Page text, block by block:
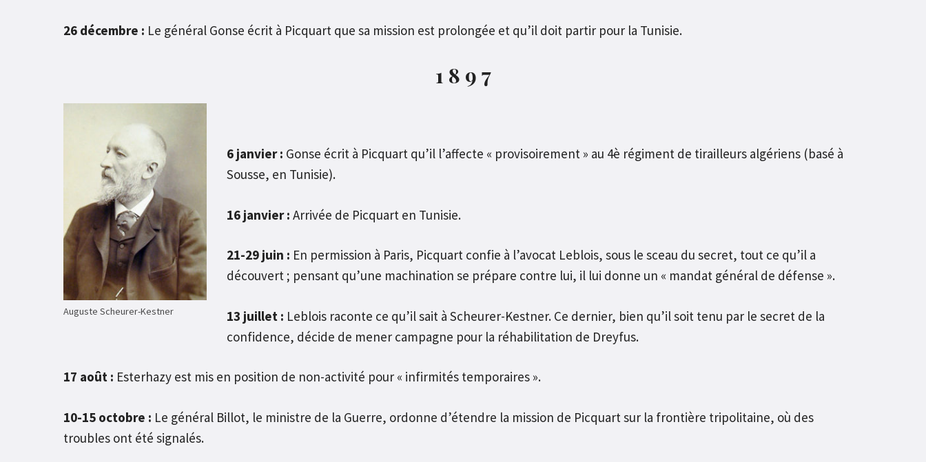
26 décembre : Le général Gonse écrit à Picquart que sa mission est prolongée et qu’il doit partir pour la Tunisie.
1 8 9 7
Auguste Scheurer-Kestner
6 janvier : Gonse écrit à Picquart qu’il l’affecte « provisoirement » au 4è régiment de tirailleurs algériens (basé à
Sousse, en Tunisie).
16 janvier : Arrivée de Picquart en Tunisie.
21-29 juin : En permission à Paris, Picquart confie à l’avocat Leblois, sous le sceau du secret, tout ce qu’il a
découvert ; pensant qu’une machination se prépare contre lui, il lui donne un « mandat général de défense ».
13 juillet : Leblois raconte ce qu’il sait à Scheurer-Kestner. Ce dernier, bien qu’il soit tenu par le secret de la
confidence, décide de mener campagne pour la réhabilitation de Dreyfus.
17 août : Esterhazy est mis en position de non-activité pour « infirmités temporaires ».
10-15 octobre : Le général Billot, le ministre de la Guerre, ordonne d’étendre la mission de Picquart sur la frontière tripolitaine, où des
troubles ont été signalés.